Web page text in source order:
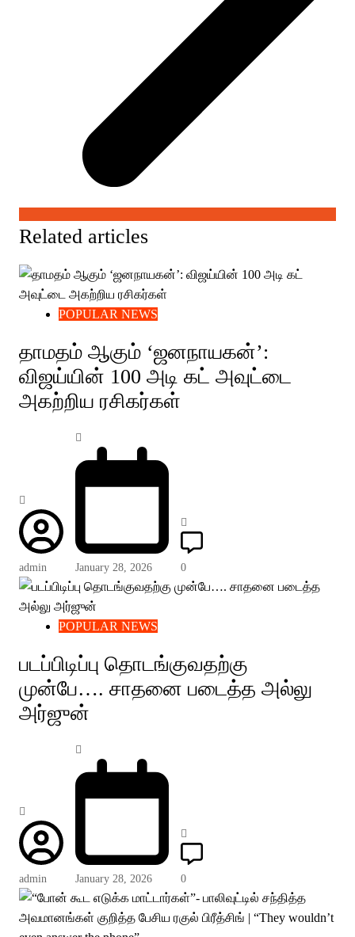
Related articles
POPULAR NEWS
தாமதம் ஆகும் ‘ஜனநாயகன்’:
விஜய்யின் 100 அடி கட் அவுட்டை
அகற்றிய ரசிகர்கள்
admin January 28, 2026 0
POPULAR NEWS
படப்பிடிப்பு தொடங்குவதற்கு
முன்பே…. சாதனை படைத்த அல்லு
அர்ஜுன்
admin January 28, 2026 0